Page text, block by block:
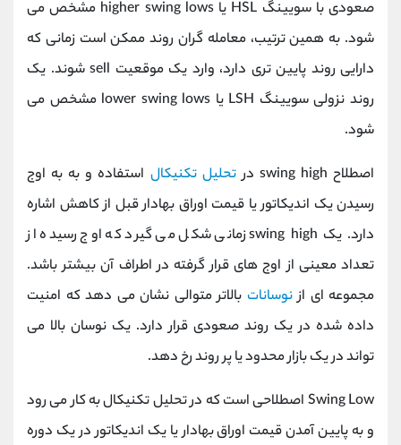
صعودی با سویینگ HSL یا higher swing lows مشخص می
شود. به همین ترتیب، معامله گران روند ممکن است زمانی که
دارایی روند پایین تری دارد، وارد یک موقعیت sell شوند. یک
روند نزولی سویینگ LSH یا lower swing lows مشخص می
شود.
اصطلاح swing high در
تحلیل تکنیکال استفاده و به به اوج
رسیدن یک اندیکاتور یا قیمت اوراق بهادار قبل از کاهش اشاره
دارد. یک swing high زمانی شکل می گیرد که اوج رسیده از
تعداد معینی از اوج های قرار گرفته در اطراف آن بیشتر باشد.
مجموعه ای ازنوسانات بالاتر متوالی نشان می دهد که امنیت
داده شده در یک روند صعودی قرار دارد. یک نوسان بالا می
تواند در یک بازار محدود یا پر روند رخ دهد.
Swing Low اصطلاحی است که در تحلیل تکنیکال به کار می رود
و به پایین آمدن قیمت اوراق بهادار یا یک اندیکاتور در یک دوره